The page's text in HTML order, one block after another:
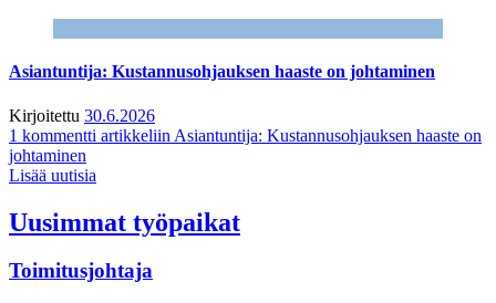
Asiantuntija: Kustannusohjauksen haaste on johtaminen
Kirjoitettu 30.6.2026
1 kommentti artikkeliin Asiantuntija: Kustannusohjauksen haaste on
johtaminen
Lisää uutisia
Uusimmat työpaikat
Toimitusjohtaja